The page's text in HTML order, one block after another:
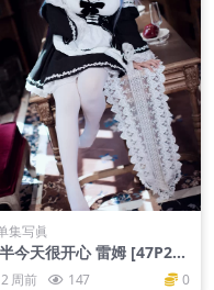
集写眞
今天很开心 雷姆 [47P2V-
2 周前 147 0